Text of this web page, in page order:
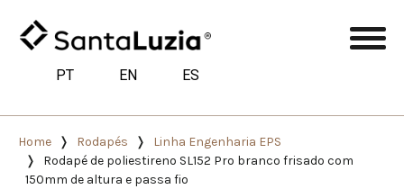
PT EN ES
Home Rodapés
Linha Engenharia EPS
Rodapé de poliestireno SL152 Pro branco frisado com
150mm de altura e passa fio